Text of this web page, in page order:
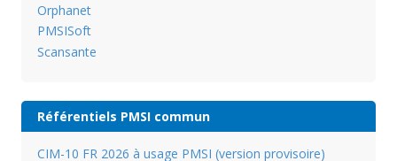
Orphanet
PMSISoft
Scansante
Référentiels PMSI commun
CIM-10 FR 2026 à usage PMSI (version provisoire)